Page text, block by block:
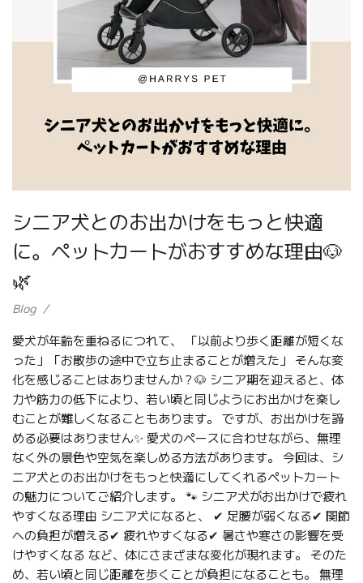
シニア犬とのお出かけをもっと快適
に。ペットカートがおすすめな理由🐶
🌿
Blog
愛犬が年齢を重ねるにつれて、 「以前より歩く距離が短くな
った」「お散歩の途中で立ち止まることが増えた」 そんな変
化を感じることはありませんか？🐶 シニア期を迎えると、体
力や筋力の低下により、若い頃と同じようにお出かけを楽し
むことが難しくなることもあります。 ですが、お出かけを諦
める必要はありません✨ 愛犬のペースに合わせながら、無理
なく外の景色や空気を楽しめる方法があります。 今回は、シ
ニア犬とのお出かけをもっと快適にしてくれるペットカート
の魅力についてご紹介します。 🐾 シニア犬がお出かけで疲れ
やすくなる理由 シニア犬になると、 ✔ 足腰が弱くなる✔ 関節
への負担が増える✔ 疲れやすくなる✔ 暑さや寒さの影響を受
けやすくなる など、体にさまざまな変化が現れます。 そのた
め、若い頃と同じ距離を歩くことが負担になることも。 無理